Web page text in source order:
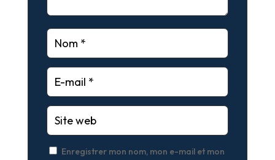
Enregistrer mon nom, mon e-mail et mon